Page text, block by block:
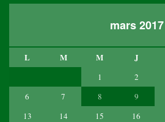
mars 2017
L M M J
1 2
6
7 8 9
13
14 15 16